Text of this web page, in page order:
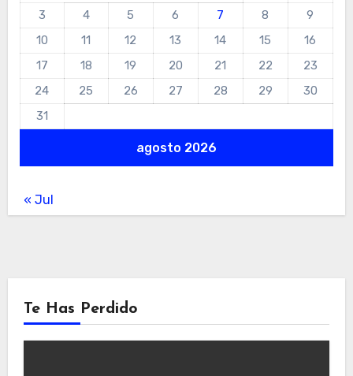
agosto 2026
3
4 5 6 7 8
9
10
11 12 13 14 15
16
17
18 19 20 21 22
23
24
25 26 27 28 29
30
31
« Jul
Te Has Perdido